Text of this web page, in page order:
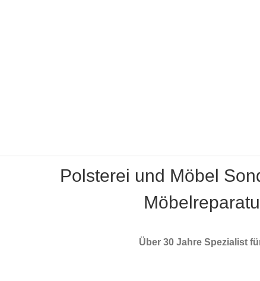
Polsterei und Möbel
Über 30 Jahre Spezialist